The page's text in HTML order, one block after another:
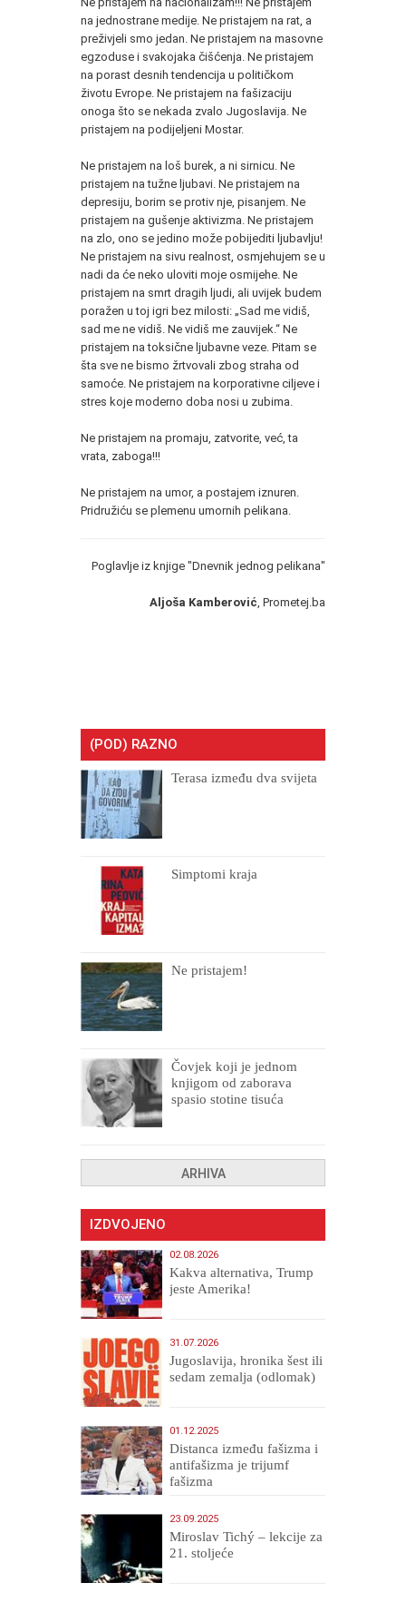
na jednostrane medije. Ne pristajem na rat, a
preživjeli smo jedan. Ne pristajem na masovne
egzoduse i svakojaka čišćenja. Ne pristajem
na porast desnih tendencija u političkom
životu Evrope. Ne pristajem na fašizaciju
onoga što se nekada zvalo Jugoslavija. Ne
pristajem na podijeljeni Mostar.
Ne pristajem na loš burek, a ni sirnicu. Ne
pristajem na tužne ljubavi. Ne pristajem na
depresiju, borim se protiv nje, pisanjem. Ne
pristajem na gušenje aktivizma. Ne pristajem
na zlo, ono se jedino može pobijediti ljubavlju!
Ne pristajem na sivu realnost, osmjehujem se u
nadi da će neko uloviti moje osmijehe. Ne
pristajem na smrt dragih ljudi, ali uvijek budem
poražen u toj igri bez milosti: „Sad me vidiš,
sad me ne vidiš. Ne vidiš me zauvijek.“ Ne
pristajem na toksične ljubavne veze. Pitam se
šta sve ne bismo žrtvovali zbog straha od
samoće. Ne pristajem na korporativne ciljeve i
stres koje moderno doba nosi u zubima.
Ne pristajem na promaju, zatvorite, već, ta
vrata, zaboga!!!
Ne pristajem na umor, a postajem iznuren.
Pridružiću se plemenu umornih pelikana.
Poglavlje iz knjige "Dnevnik jednog pelikana"
Aljoša Kamberović , Prometej.ba
(POD) RAZNO
Terasa između dva svijeta
Simptomi kraja
Ne pristajem!
Čovjek koji je jednom
knjigom od zaborava
spasio stotine tisuća
ARHIVA
IZDVOJENO
02.08.2026
Kakva alternativa, Trump
jeste Amerika!
31.07.2026
Jugoslavija, hronika šest ili
sedam zemalja (odlomak)
01.12.2025
Distanca između fašizma i
antifašizma je trijumf
fašizma
23.09.2025
Miroslav Tichý – lekcije za
21. stoljeće